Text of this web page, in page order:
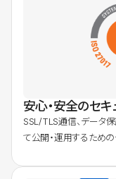
安心・安全のセキ
SSL/TLS通信、データ
て公開・運用するための